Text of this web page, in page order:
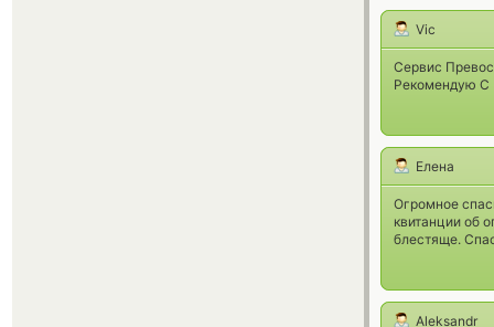
Vic
Сервис
Рекомендую С
Елена
Огромное
квитанции об
блестяще.
Aleksandr